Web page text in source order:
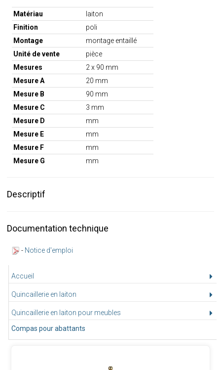
Accueil
Quincaillerie en laiton
Quincaillerie en laiton pour meubles
Compas pour abattants
Matériau
laiton
Finition
poli
Montage
montage entaillé
Unité de vente
pièce
Mesures
2 x 90 mm
Mesure A
20 mm
Mesure B
90 mm
Mesure C
3 mm
Mesure D
mm
Mesure E
mm
Mesure F
mm
Mesure G
mm
Descriptif
Documentation technique
- Notice d'emploi